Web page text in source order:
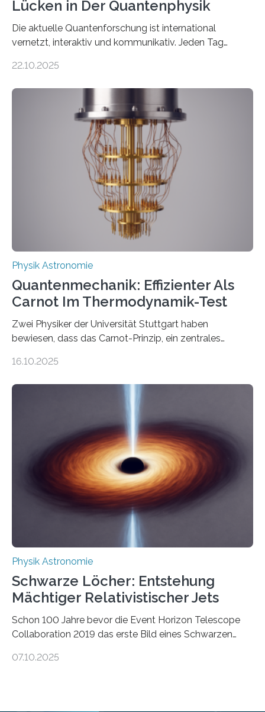
Lücken in Der Quantenphysik
Die aktuelle Quantenforschung ist international
vernetzt, interaktiv und kommunikativ. Jeden Tag
oft von Autor*innen, die eng zusammenarbeiten. Neue
werden schnell weiterentwickelt. Dies ist der Alltag in
der Forschung der Quantentheorie, die dieses Jahr 100
Jahre alt geworden ist, weshalb die UNESCO 2025 zum
Internationalen Jahr der Quantenwissenschaft und -
technologie ausgerufen hat. Doch nun hat eine
internationale Forschungsgruppe um den
22.10.2025
Physik Astronomie
Quantenmechanik: Effizienter Als
Carnot Im Thermodynamik-Test
Zwei Physiker der Universität Stuttgart haben
bewiesen, dass das Carnot-Prinzip, ein zentrales
Größenordnung von Atomen gilt, deren physikalische
Quantenmotoren voranbringen. Das
Wissenschaftsjournal Science Advances veröffentlichte
die Herleitung. (DOI: 10.1126/sciadv.adw8462)
Verbrennungsmotoren oder Dampfturbinen sind
Wärmekraftmaschinen: Sie wandeln thermische
Energie in mechanische Bewegung um – oder anders
ausgedrückt, Wärme in Bewegung. In
quantenmechanischen Experimenten ist es in den…
16.10.2025
Physik Astronomie
Schwarze Löcher: Entstehung
Mächtiger Relativistischer Jets
Schon 100 Jahre bevor die Event Horizon Telescope
Collaboration 2019 das erste Bild eines Schwarzen
hatte der Astronom Heber Curtis einen seltsamen
07.10.2025